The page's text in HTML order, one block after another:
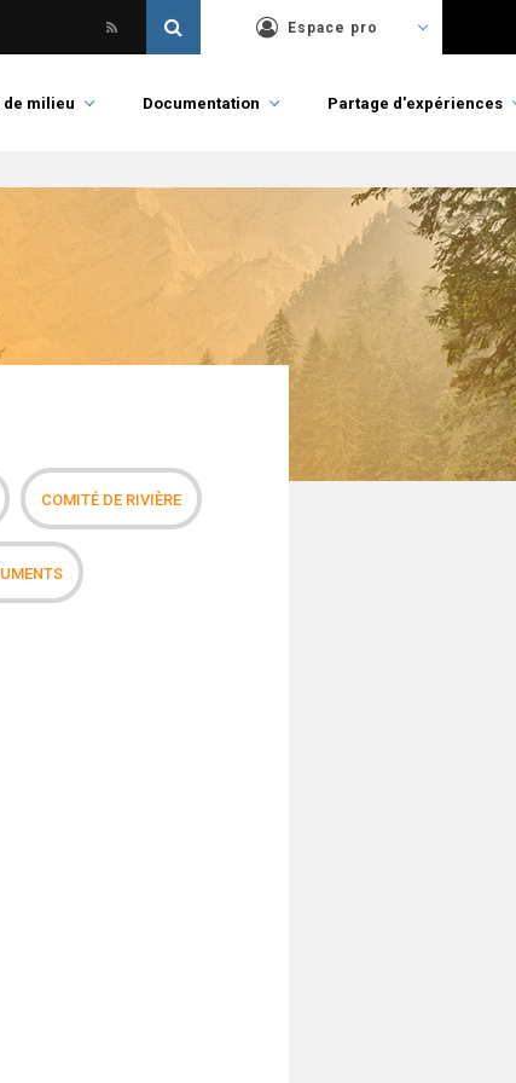
Espace pro
de milieu Documentation Partage d'expériences
COMITÉ DE RIVIÈRE